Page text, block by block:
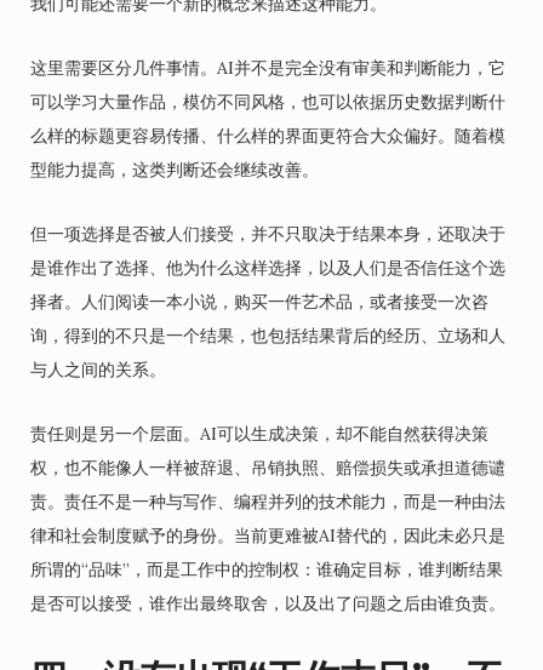
这里需要区分几件事情。AI并不是完全没有审美和判断能力，它
可以学习大量作品，模仿不同风格，也可以依据历史数据判断什
么样的标题更容易传播、什么样的界面更符合大众偏好。随着模
型能力提高，这类判断还会继续改善。
但一项选择是否被人们接受，并不只取决于结果本身，还取决于
是谁作出了选择、他为什么这样选择，以及人们是否信任这个选
择者。人们阅读一本小说，购买一件艺术品，或者接受一次咨
询，得到的不只是一个结果，也包括结果背后的经历、立场和人
与人之间的关系。
责任则是另一个层面。AI可以生成决策，却不能自然获得决策
权，也不能像人一样被辞退、吊销执照、赔偿损失或承担道德谴
责。责任不是一种与写作、编程并列的技术能力，而是一种由法
律和社会制度赋予的身份。当前更难被AI替代的，因此未必只是
所谓的“品味”，而是工作中的控制权：谁确定目标，谁判断结果
是否可以接受，谁作出最终取舍，以及出了问题之后由谁负责。